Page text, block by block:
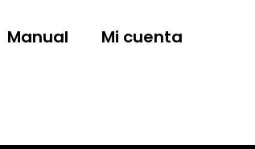
Manual Mi cuenta